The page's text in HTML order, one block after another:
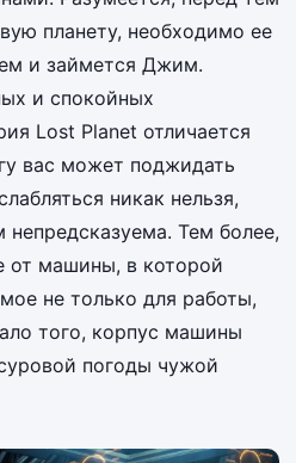
планету, необходимо ее
и займется Джим.
и спокойных
Lost Planet отличается
вас может поджидать
никак нельзя,
Тем более,
от машины, в которой
не только для работы,
того, корпус машины
погоды чужой